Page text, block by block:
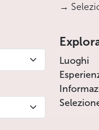
→
Luoghi